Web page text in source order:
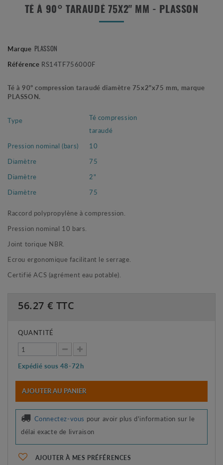
TÉ À 90° TARAUDÉ 75X2" MM - PLASSON
Marque PLASSON
Référence RS14TF756000F
Té à 90° compression taraudé diamètre 75x2"x75 mm, marque
PLASSON.
Type
Té compression
taraudé
Pression nominal (bars)
10
Diamètre
75
Diamètre
2"
Diamètre
75
Raccord polypropylène à compression.
Pression nominal 10 bars.
Joint torique NBR.
Ecrou ergonomique facilitant le serrage.
Certifié ACS (agrément eau potable).
56.27 € TTC
QUANTITÉ
Expédié sous 48-72h
AJOUTER AU PANIER
Connectez-vous pour avoir plus d'information sur le
délai exacte de livraison
AJOUTER À MES PRÉFÉRENCES